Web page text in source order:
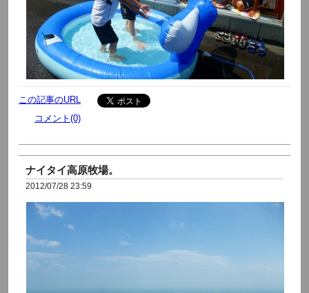
この記事のURL
コメント(0)
ナイタイ高原牧場。
2012/07/28 23:59